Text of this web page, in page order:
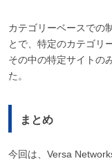
カテゴリーベースでの
とで、特定のカテゴリ
その中の特定サイトの
た。
まとめ
今回は、Versa